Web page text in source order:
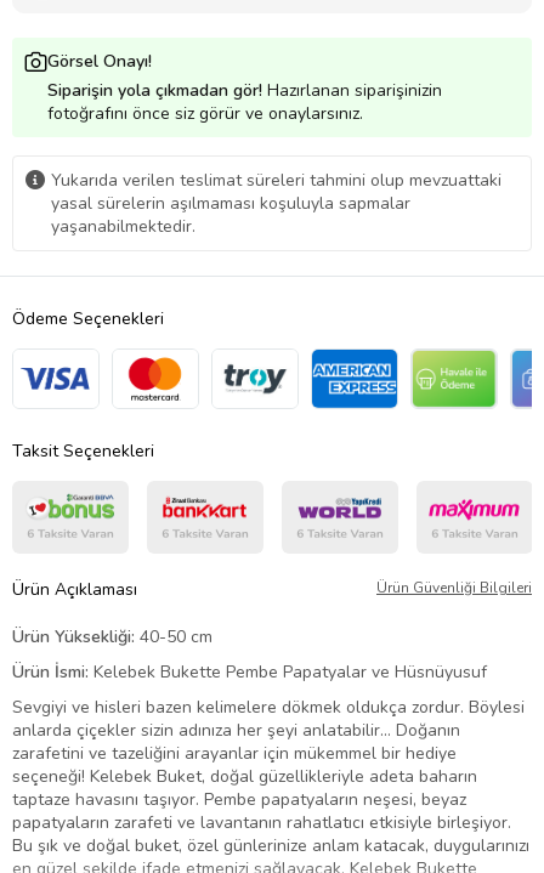
Görsel Onayı!
Siparişin yola çıkmadan gör! Hazırlanan siparişinizin
fotoğrafını önce siz görür ve onaylarsınız.
Yukarıda verilen teslimat süreleri tahmini olup mevzuattaki
yasal sürelerin aşılmaması koşuluyla sapmalar
yaşanabilmektedir.
Ödeme Seçenekleri
Taksit Seçenekleri
Ürün Açıklaması Ürün Güvenliği Bilgileri
Ürün Yüksekliği: 40-50 cm
Ürün İsmi: Kelebek Bukette Pembe Papatyalar ve Hüsnüyusuf
Sevgiyi ve hisleri bazen kelimelere dökmek oldukça zordur. Böylesi
anlarda çiçekler sizin adınıza her şeyi anlatabilir… Doğanın
zarafetini ve tazeliğini arayanlar için mükemmel bir hediye
seçeneği! Kelebek Buket, doğal güzellikleriyle adeta baharın
taptaze havasını taşıyor. Pembe papatyaların neşesi, beyaz
papatyaların zarafeti ve lavantanın rahatlatıcı etkisiyle birleşiyor.
Bu şık ve doğal buket, özel günlerinize anlam katacak, duygularınızı